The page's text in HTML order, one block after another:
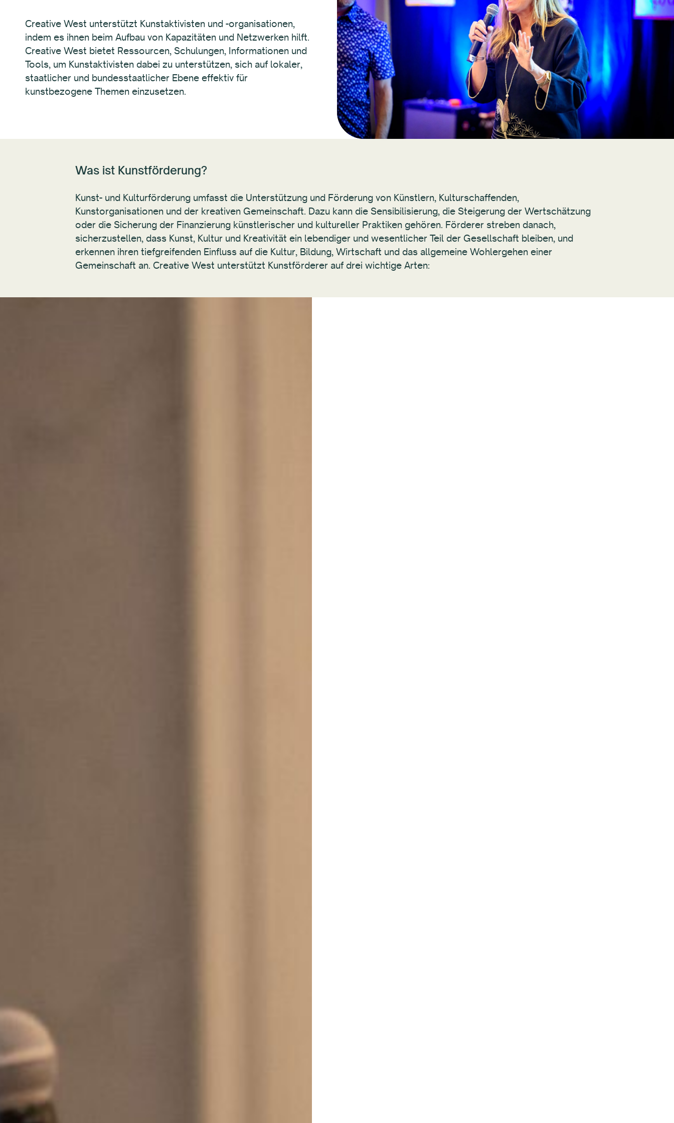
Creative West unterstützt Kunstaktivisten und -organisationen,
indem es ihnen beim Aufbau von Kapazitäten und Netzwerken hilft.
Creative West bietet Ressourcen, Schulungen, Informationen und
Tools, um Kunstaktivisten dabei zu unterstützen, sich auf lokaler,
staatlicher und bundesstaatlicher Ebene effektiv für
kunstbezogene Themen einzusetzen.
Was ist Kunstförderung?
Kunst- und Kulturförderung umfasst die Unterstützung und Förderung von Künstlern, Kulturschaffenden,
Kunstorganisationen und der kreativen Gemeinschaft. Dazu kann die Sensibilisierung, die Steigerung der Wertschätzung
oder die Sicherung der Finanzierung künstlerischer und kultureller Praktiken gehören. Förderer streben danach,
sicherzustellen, dass Kunst, Kultur und Kreativität ein lebendiger und wesentlicher Teil der Gesellschaft bleiben, und
erkennen ihren tiefgreifenden Einfluss auf die Kultur, Bildung, Wirtschaft und das allgemeine Wohlergehen einer
Gemeinschaft an. Creative West unterstützt Kunstförderer auf drei wichtige Arten: